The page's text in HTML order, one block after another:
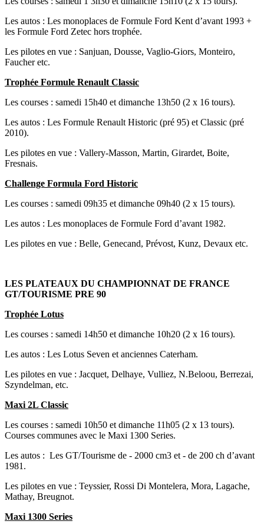
Les autos : Les monoplaces de Formule Ford Kent d’avant 1993 +
les Formule Ford Zetec hors trophée.
Les pilotes en vue : Sanjuan, Dousse, Vaglio-Giors, Monteiro,
Faucher etc.
Trophée Formule Renault Classic
Les courses : samedi 15h40 et dimanche 13h50 (2 x 16 tours).
Les autos : Les Formule Renault Historic (pré 95) et Classic (pré
2010).
Les pilotes en vue : Vallery-Masson, Martin, Girardet, Boite,
Fresnais.
Challenge Formula Ford Historic
Les courses : samedi 09h35 et dimanche 09h40 (2 x 15 tours).
Les autos : Les monoplaces de Formule Ford d’avant 1982.
Les pilotes en vue : Belle, Genecand, Prévost, Kunz, Devaux etc.
LES PLATEAUX DU CHAMPIONNAT DE FRANCE
GT/TOURISME PRE 90
Trophée Lotus
Les courses : samedi 14h50 et dimanche 10h20 (2 x 16 tours).
Les autos : Les Lotus Seven et anciennes Caterham.
Les pilotes en vue : Jacquet, Delhaye, Vulliez, N.Beloou, Berrezai,
Szyndelman, etc.
Maxi 2L Classic
Les courses : samedi 10h50 et dimanche 11h05 (2 x 13 tours).
Courses communes avec le Maxi 1300 Series.
Les autos : Les GT/Tourisme de - 2000 cm3 et - de 200 ch d’avant
1981.
Les pilotes en vue : Teyssier, Rossi Di Montelera, Mora, Lagache,
Mathay, Breugnot.
Maxi 1300 Series